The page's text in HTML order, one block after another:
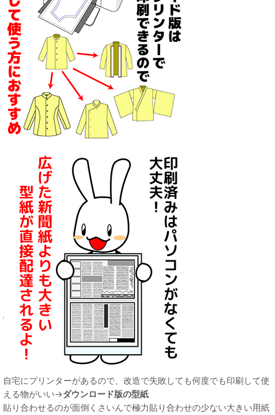
自宅にプリンターがあるので、改造で失敗しても何度でも印刷して使
える物がいい→ダウンロード版の型紙
貼り合わせるのが面倒くさいんで極力貼り合わせの少ない大きい用紙